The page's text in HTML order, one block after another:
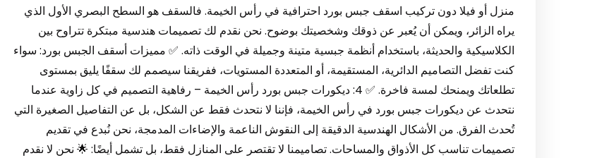
منزل أو فيلا دون تركيب اسقف جبس بورد احترافية في رأس الخيمة. فالسقف هو السطح البصري الأول الذي
يراه الزائر، ويمكن أن يُعبر عن ذوقك وشخصيتك بوضوح. نحن نقدم لك تصميمات هندسية مبتكرة تتراوح بين
الكلاسيكية والحديثة، باستخدام أنظمة جبسية متينة وجميلة في الوقت ذاته. ✅ مميزات أسقف الجبس بورد: سواء
كنت تفضل التصاميم الدائرية، المستقيمة، أو المتعددة المستويات، ففريقنا سيصمم لك سقفًا يليق بمستوى
تطلعاتك ويمنحك لمسة فاخرة. ✅ 4: ديكورات جبس بورد رأس الخيمة – رفاهية التصميم في كل زاوية عندما
نتحدث عن ديكورات جبس بورد في رأس الخيمة، فإننا لا نتحدث فقط عن الشكل، بل عن التفاصيل الصغيرة التي
تُحدث الفرق. من الأشكال الهندسية الدقيقة إلى النقوش الناعمة والإضاءات المدمجة، نحن نُبدع في تقديم
تصميمات تناسب كل الأذواق والمساحات. تصاميمنا لا تقتصر على المنازل فقط، بل تشمل أيضًا: 🌟 نحن لا نقدم